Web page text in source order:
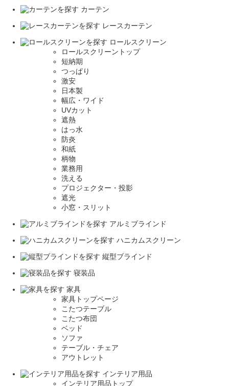
カーテン
レースカーテン
ロールスクリーン
ロールスクリーントップ
短納期
つっぱり
激安
日本製
幅広・ワイド
UVカット
遮熱
はっ水
防炎
和紙
柄物
業務用
洗える
プロジェクター・投影
遮光
小窓・スリット
アルミブラインド
ハニカムスクリーン
縦型ブラインド
寝装品
家具
家具トップページ
こたつテーブル
こたつ布団
ベッド
ソファ
テーブル・チェア
アウトレット
インテリア用品
インテリア用品トップ